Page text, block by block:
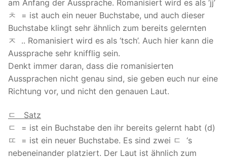
am Anfang der Aussprache. Romanisiert wird es als ‘jj’
ㅊ = ist auch ein neuer Buchstabe, und auch dieser
Buchstabe klingt sehr ähnlich zum bereits gelernten
ㅈ .. Romanisiert wird es als ‘tsch’. Auch hier kann die
Aussprache sehr knifflig sein.
Denkt immer daran, dass die romanisierten
Aussprachen nicht genau sind, sie geben euch nur eine
Richtung vor, und nicht den genauen Laut.
ㄷ Satz
ㄷ = ist ein Buchstabe den ihr bereits gelernt habt (d)
ㄸ = ist ein neuer Buchstabe. Es sind zwei ㄷ ‘s
nebeneinander platziert. Der Laut ist ähnlich zum